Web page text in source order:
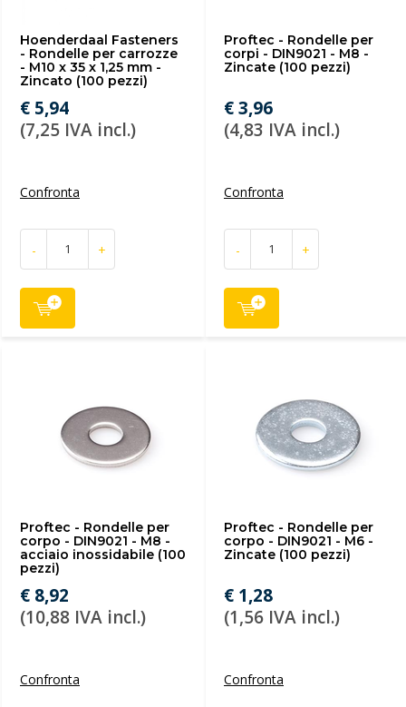
Hoenderdaal Fasteners
- Rondelle per carrozze
- M10 x 35 x 1,25 mm -
Zincato (100 pezzi)
€ 5,94
(7,25 IVA incl.)
Confronta
- +
Proftec - Rondelle per
corpi - DIN9021 - M8 -
Zincate (100 pezzi)
€ 3,96
(4,83 IVA incl.)
Confronta
- +
Proftec - Rondelle per
corpo - DIN9021 - M8 -
acciaio inossidabile (100
pezzi)
€ 8,92
(10,88 IVA incl.)
Confronta
Proftec - Rondelle per
corpo - DIN9021 - M6 -
Zincate (100 pezzi)
€ 1,28
(1,56 IVA incl.)
Confronta